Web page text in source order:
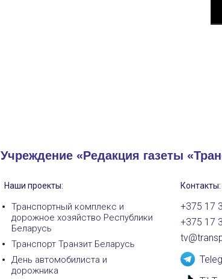
Учреждение «Редакция газеты
Наши проекты:
Транспортный комплекс и
дорожное хозяйство Республики
Беларусь
Транспорт Транзит Беларусь
День автомобилиста и
дорожника
Контакты:
+375 17
+375 17